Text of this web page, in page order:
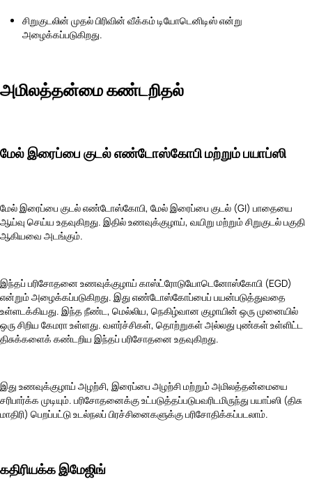
சிறுகுடலின் முதல் பிரிவின் வீக்கம் டியோடெனிடிஸ் என்று
அழைக்கப்படுகிறது.
அமிலத்தன்மை கண்டறிதல்
மேல் இரைப்பை குடல் எண்டோஸ்கோபி மற்றும் பயாப்ஸி
மேல் இரைப்பை குடல் எண்டோஸ்கோபி, மேல் இரைப்பை குடல் (GI) பாதையை
ஆய்வு செய்ய உதவுகிறது. இதில் உணவுக்குழாய், வயிறு மற்றும் சிறுகுடல் பகுதி
ஆகியவை அடங்கும்.
இந்தப் பரிசோதனை உணவுக்குழாய் காஸ்ட்ரோடுயோடெனோஸ்கோபி (EGD)
என்றும் அழைக்கப்படுகிறது. இது எண்டோஸ்கோப்பைப் பயன்படுத்துவதை
உள்ளடக்கியது. இந்த நீண்ட, மெல்லிய, நெகிழ்வான குழாயின் ஒரு முனையில்
ஒரு சிறிய கேமரா உள்ளது. வளர்ச்சிகள், தொற்றுகள் அல்லது புண்கள் உள்ளிட்ட
திசுக்களைக் கண்டறிய இந்தப் பரிசோதனை உதவுகிறது.
இது உணவுக்குழாய் அழற்சி, இரைப்பை அழற்சி மற்றும் அமிலத்தன்மையை
சரிபார்க்க முடியும். பரிசோதனைக்கு உட்படுத்தப்படுபவரிடமிருந்து பயாப்ஸி (திசு
மாதிரி) பெறப்பட்டு உடல்நலப் பிரச்சினைகளுக்கு பரிசோதிக்கப்படலாம்.
கதிரியக்க இமேஜிங்